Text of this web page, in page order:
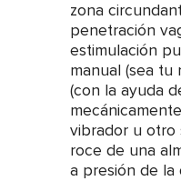
zona
penetración
estimulación
manual (sea tu
(con la ayuda
vibrador u otro
roce de una
a presión de la